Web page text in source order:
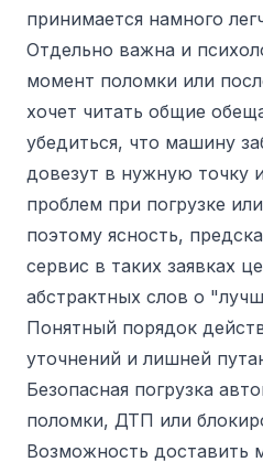
принимается намного
Отдельно важна и
момент поломки или
хочет читать общие
убедиться, что машину
довезут в нужную точку
проблем при погрузке
поэтому ясность,
сервис в таких заявках
абстрактных слов о
Понятный порядок
уточнений и лишней
Безопасная погрузка
поломки, ДТП или
Возможность доставить